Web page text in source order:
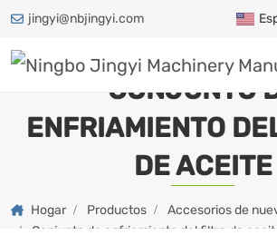
jingyi@nbjingyi.com
CONJUNTO
ENFRIAMIENTO
DE ACEITE
Hogar Productos
Accesorios de
Conjunto de enfriamiento del filtro de